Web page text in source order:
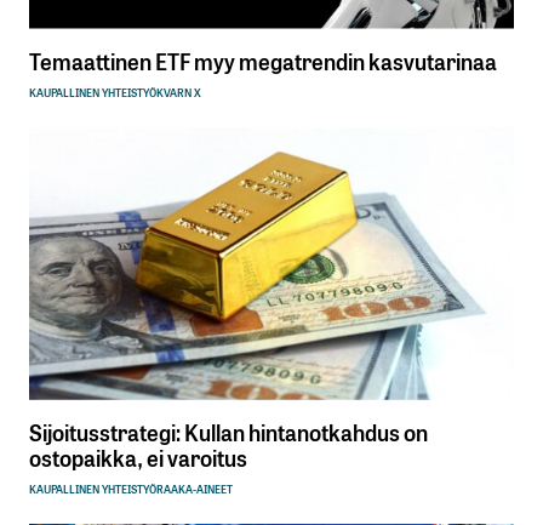
Temaattinen ETF myy megatrendin kasvutarinaa
KAUPALLINEN YHTEISTYÖKVARN X
Sijoitusstrategi: Kullan hintanotkahdus on
ostopaikka, ei varoitus
KAUPALLINEN YHTEISTYÖRAAKA-AINEET